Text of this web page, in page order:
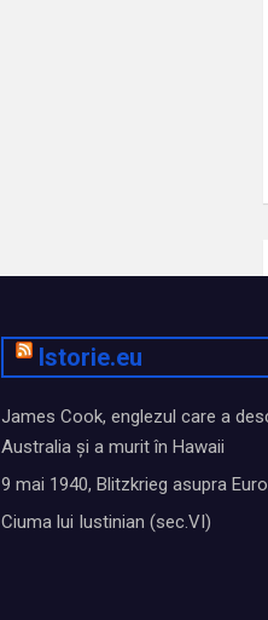
Istorie.eu
James Cook, englezul care a
Australia și a murit în Hawaii
9 mai 1940, Blitzkrieg asupra
Ciuma lui Iustinian (sec.VI)